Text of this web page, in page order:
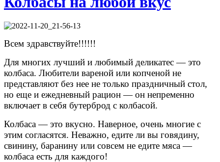
Всем здравствуйте!!!!!!
Для многих лучший и любимый деликатес — это
колбаса. Любители вареной или копченой не
представляют без нее не только праздничный стол,
но еще и ежедневный рацион — он непременно
включает в себя бутерброд с колбасой.
Колбаса — это вкусно. Наверное, очень многие с
этим согласятся. Неважно, едите ли вы говядину,
свинину, баранину или совсем не едите мяса —
колбаса есть для каждого!